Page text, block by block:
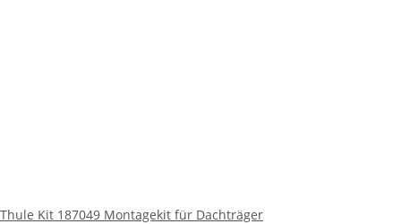
Thule Kit 187049 Montagekit für Dachträger